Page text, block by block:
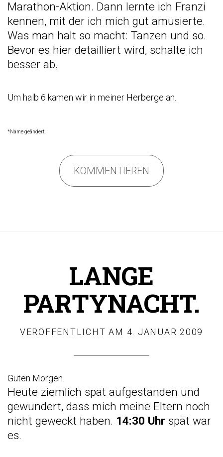
Marathon-Aktion. Dann lernte ich Franzi
kennen, mit der ich mich gut amüsierte.
Was man halt so macht: Tanzen und so.
Bevor es hier detailliert wird, schalte ich
besser ab.
Um halb 6 kamen wir in meiner Herberge an.
*Name geändert.
KOMMENTIEREN
LANGE
PARTYNACHT.
VERÖFFENTLICHT AM 4. JANUAR 2009
Guten Morgen.
Heute ziemlich spät aufgestanden und
gewundert, dass mich meine Eltern noch
nicht geweckt haben. 14:30 Uhr spät war
es.